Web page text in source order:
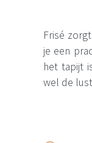
Frisé
je een
het tapijt
wel de